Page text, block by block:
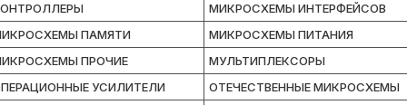
МИКРОСХЕМЫ ИНТЕРФЕЙСОВ
ПАМЯТИ
МИКРОСХЕМЫ ПИТАНИЯ
ПРОЧИЕ
МУЛЬТИПЛЕКСОРЫ
УСИЛИТЕЛИ
ОТЕЧЕСТВЕННЫЕ МИКРОСХЕМЫ